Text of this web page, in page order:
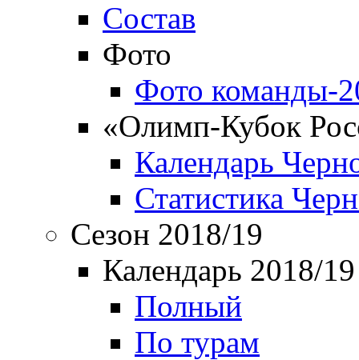
Состав
Фото
Фото команды-
«Олимп-Кубок
Календарь
Статистика
Сезон 2018/19
Календарь 2018/19
Полный
По турам